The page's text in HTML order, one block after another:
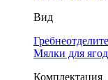
Вид
Мялки для
Комплектация